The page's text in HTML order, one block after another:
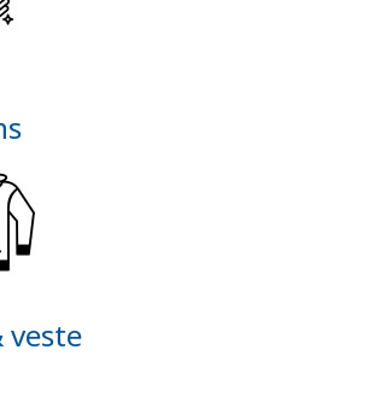
veste